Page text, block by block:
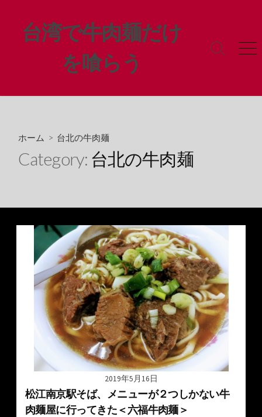
ス
台湾で牛肉麺だけ
を喰らう
検
ル
メ
ホーム > 台北の牛肉麺
Category: 台北の牛肉麺
2019年5月16日
松江南京駅そば、メニューが２つしかない牛
肉麺屋に行ってきた＜六福牛肉麺＞